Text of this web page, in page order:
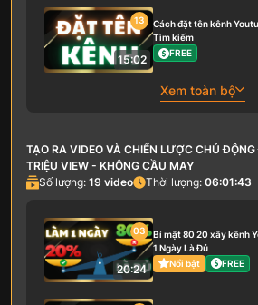
13
15:02
Cách đặt tên kênh
Tìm kiếm
FREE
Xem toàn bộ
TẠO RA VIDEO VÀ CHIẾN LƯỢC CHỦ
TRIỆU VIEW - KHÔNG CẦU MAY
Số lượng: 19 video Thời lượng: 06:01:43
03
20:24
Bí mật 80 20 xây kênh
1 Ngày Là Đủ
Nổi bật
FREE